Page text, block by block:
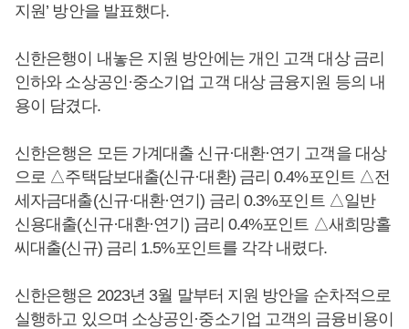
지원’ 방안을 발표했다.
신한은행이 내놓은 지원 방안에는 개인 고객 대상 금리
인하와 소상공인·중소기업 고객 대상 금융지원 등의 내
용이 담겼다.
신한은행은 모든 가계대출 신규·대환·연기 고객을 대상
으로 △주택담보대출(신규·대환) 금리 0.4%포인트 △전
세자금대출(신규·대환·연기) 금리 0.3%포인트 △일반
신용대출(신규·대환·연기) 금리 0.4%포인트 △새희망홀
씨대출(신규) 금리 1.5%포인트를 각각 내렸다.
신한은행은 2023년 3월 말부터 지원 방안을 순차적으로
실행하고 있으며 소상공인·중소기업 고객의 금융비용이